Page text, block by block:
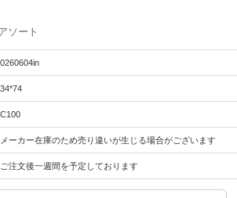
ソート
0260604in
34*74
C100
メーカー在庫のため売り違いが生じる場合がございます
ご注文後一週間を予定しております